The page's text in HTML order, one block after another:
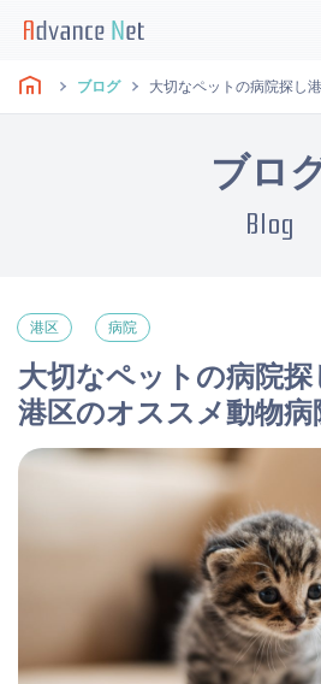
ブログ 大切なペットの病院探し
ブロ
Blog
港区 病院
大切なペットの病院探
港区のオススメ動物病